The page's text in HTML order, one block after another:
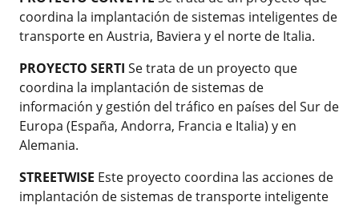
coordina la implantación de sistemas inteligentes de
transporte en Austria, Baviera y el norte de Italia.
PROYECTO SERTI Se trata de un proyecto que
coordina la implantación de sistemas de
información y gestión del tráfico en países del Sur de
Europa (España, Andorra, Francia e Italia) y en
Alemania.
STREETWISE Este proyecto coordina las acciones de
implantación de sistemas de transporte inteligente